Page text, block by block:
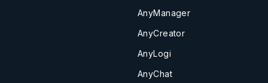
AnyManager
AnyCreator
AnyLogi
AnyChat